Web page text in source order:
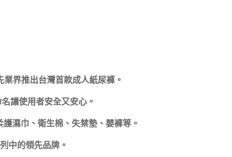
界推出台灣首款成人紙尿褲。
讓使用者安全又安心。
濕巾、衛生棉、失禁墊、嬰褲等。
中的領先品牌。